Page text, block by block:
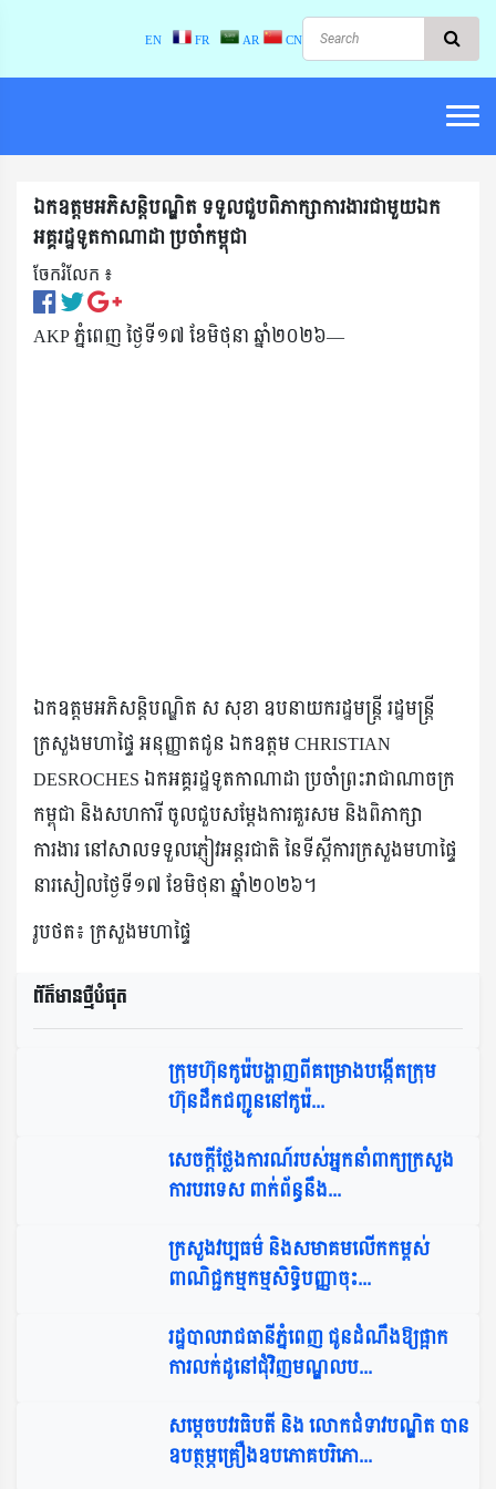
EN FR AR CN
ឯកឧត្តមអភិសន្តិបណ្ឌិត ទទួលជួបពិភាក្សាការងារជាមួយឯក
អគ្គរដ្ឋទូតកាណាដា ប្រចាំកម្ពុជា
ចែករំលែក ៖​
AKP ភ្នំពេញ ថ្ងៃទី១៧ ខែមិថុនា ឆ្នាំ២០២៦—
ឯកឧត្តមអភិសន្ដិបណ្ឌិត ស សុខា ឧបនាយករដ្ឋមន្ដ្រី រដ្ឋមន្ដ្រី
ក្រសួងមហាផ្ទៃ អនុញ្ញាតជូន ឯកឧត្តម CHRISTIAN
DESROCHES ឯកអគ្គរដ្ឋទូតកាណាដា ប្រចាំព្រះរាជាណាចក្រ
កម្ពុជា និងសហការី ចូលជួបសម្តែងការគួរសម និងពិភាក្សា
ការងារ នៅសាលទទួលភ្ញៀវអន្តរជាតិ នៃទីស្តីការក្រសួងមហាផ្ទៃ
នារសៀលថ្ងៃទី១៧ ខែមិថុនា ឆ្នាំ២០២៦។
រូបថត៖ ក្រសួងមហាផ្ទៃ
ព័ត៌មានថ្មីបំផុត​
ក្រុមហ៊ុនកូរ៉េបង្ហាញពីគម្រោងបង្កើតក្រុម
ហ៊ុនដឹកជញ្ជូននៅកូរ៉េ​...
សេចក្តីថ្លែងការណ៍របស់អ្នកនាំពាក្យក្រសួង
ការបរទេស ពាក់ព័ន្ធនឹង...
ក្រសួងវប្បធម៌ និងសមាគមលើកកម្ពស់
ពាណិជ្ជកម្មកម្មសិទ្ធិបញ្ញាចុះ...
រដ្ឋបាលរាជធានីភ្នំពេញ ជូនដំណឹងឱ្យផ្អាក
ការលក់ដូនៅជុំវិញមណ្ឌលប...
សម្តេចបវរធិបតី និង លោកជំទាវបណ្ឌិត បាន
ឧបត្ថម្ភគ្រឿងឧបភោគបរិភោ...